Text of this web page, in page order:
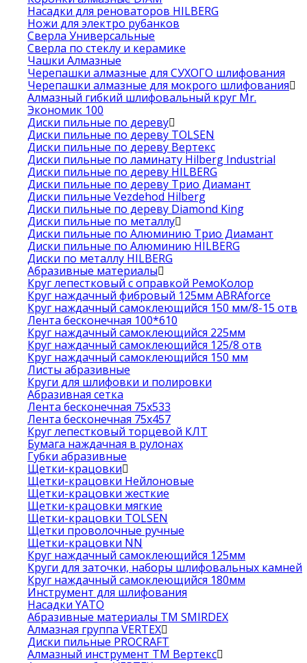
Насадки для реноваторов HILBERG
Ножи для электро рубанков
Сверла Универсальные
Сверла по стеклу и керамике
Чашки Алмазные
Черепашки алмазные для СУХОГО шлифования
Черепашки алмазные для мокрого шлифования
Алмазный гибкий шлифовальный круг Mr.
Экономик 100
Диски пильные по дереву
Диски пильные по дереву TOLSEN
Диски пильные по дереву Вертекс
Диски пильные по ламинату Hilberg Industrial
Диски пильные по дереву HILBERG
Диски пильные по дереву Трио Диамант
Диски пильные Vezdehod Hilberg
Диски пильные по дереву Diamond King
Диски пильные по металлу
Диски пильные по Алюминию Трио Диамант
Диски пильные по Алюминию HILBERG
Диски по металлу HILBERG
Абразивные материалы
Круг лепестковый с оправкой РемоКолор
Круг наждачный фибровый 125мм ABRAforce
Круг наждачный самоклеющийся 150 мм/8-15 отв
Лента бесконечная 100*610
Круг наждачный самоклеющийся 225мм
Круг наждачный самоклеющийся 125/8 отв
Круг наждачный самоклеющийся 150 мм
Листы абразивные
Круги для шлифовки и полировки
Абразивная сетка
Лента бесконечная 75х533
Лента бесконечная 75х457
Круг лепестковый торцевой КЛТ
Бумага наждачная в рулонах
Губки абразивные
Щетки-крацовки
Щетки-крацовки Нейлоновые
Щетки-крацовки жесткие
Щетки-крацовки мягкие
Щетки-крацовки TOLSEN
Щетки проволочные ручные
Щетки-крацовки NN
Круг наждачный самоклеющийся 125мм
Круги для заточки, наборы шлифовальных камней
Круг наждачный самоклеющийся 180мм
Инструмент для шлифования
Насадки YATO
Абразивные материалы ТМ SMIRDEX
Алмазная группа VERTEX
Диски пильные PROCRAFT
Алмазный инструмент ТМ Вертекс